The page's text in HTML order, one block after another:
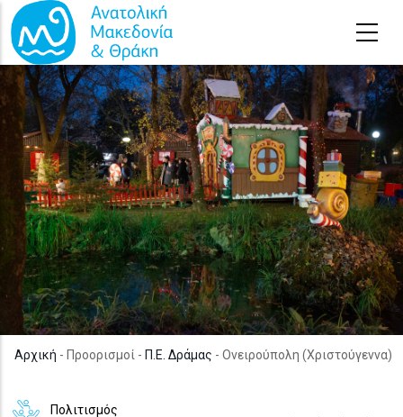
Παράκαμψη προς το κυρίως περιεχόμενο
Αρχική - Προορισμοί - Π.Ε. Δράμας - Ονειρούπολη (Χριστούγεννα)
Πολιτισμός